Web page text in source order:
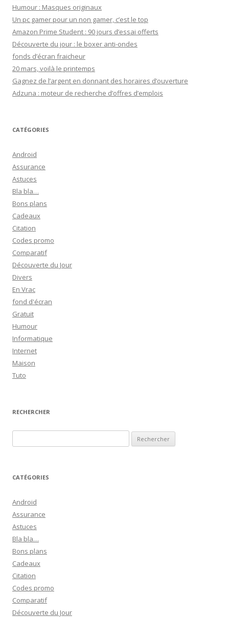
Humour : Masques originaux
Un pc gamer pour un non gamer, c’est le top
Amazon Prime Student : 90 jours d’essai offerts
Découverte du jour : le boxer anti-ondes
fonds d’écran fraicheur
20 mars, voilà le printemps
Gagnez de l’argent en donnant des horaires d’ouverture
Adzuna : moteur de recherche d’offres d’emplois
CATÉGORIES
Android
Assurance
Astuces
Bla bla…
Bons plans
Cadeaux
Citation
Codes promo
Comparatif
Découverte du Jour
Divers
En Vrac
fond d'écran
Gratuit
Humour
Informatique
Internet
Maison
Tuto
RECHERCHER
e
h
r
c
h
e
r
:
CATÉGORIES
Android
Assurance
Astuces
Bla bla…
Bons plans
Cadeaux
Citation
Codes promo
Comparatif
Découverte du Jour